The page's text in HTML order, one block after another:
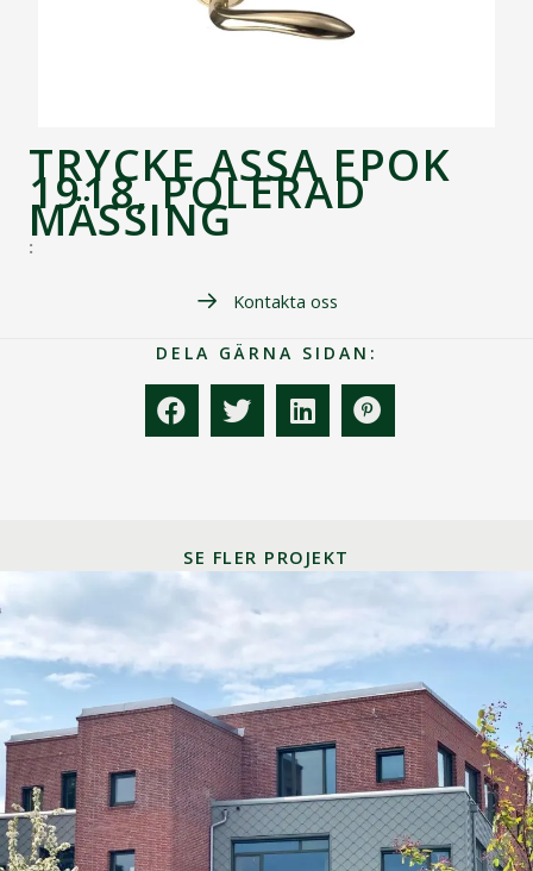
TRYCKE ASSA EPOK
1918, POLERAD
MÄSSING
:
Kontakta oss
DELA GÄRNA SIDAN:
SE FLER PROJEKT